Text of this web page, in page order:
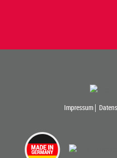
Impressum